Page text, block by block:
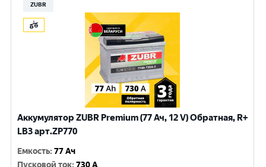
ZUBR
Аккумулятор ZUBR Premium (77 Ач, 12 V) Обратная, R+
LB3 арт.ZP770
Емкость:77 Ач
Пусковой ток:730 A